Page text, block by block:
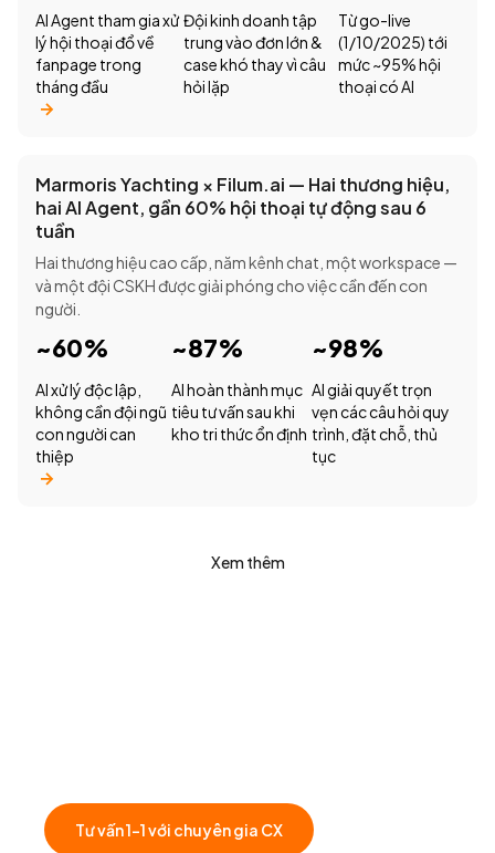
AI Agent tham gia xử
lý hội thoại đổ về
fanpage trong
tháng đầu
Đội kinh doanh tập
trung vào đơn lớn &
case khó thay vì câu
hỏi lặp
Từ go-live
(1/10/2025) tới
mức ~95% hội
thoại có AI
Marmoris Yachting × Filum.ai — Hai thương hiệu,
hai AI Agent, gần 60% hội thoại tự động sau 6
tuần
Hai thương hiệu cao cấp, năm kênh chat, một workspace —
và một đội CSKH được giải phóng cho việc cần đến con
người.
~60%
AI xử lý độc lập,
không cần đội ngũ
con người can
thiệp
~87%
AI hoàn thành mục
tiêu tư vấn sau khi
kho tri thức ổn định
~98%
AI giải quyết trọn
vẹn các câu hỏi quy
trình, đặt chỗ, thủ
tục
Xem thêm
Tư vấn 1-1 với chuyên gia CX